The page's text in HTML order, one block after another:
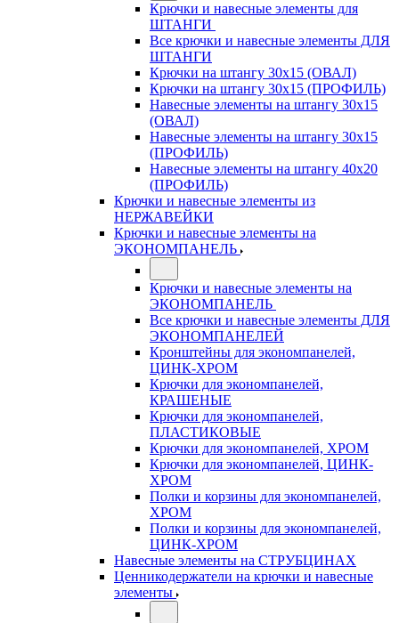
Крючки и навесные элементы для
ШТАНГИ
Все крючки и навесные элементы ДЛЯ
ШТАНГИ
Крючки на штангу 30х15 (ОВАЛ)
Крючки на штангу 30х15 (ПРОФИЛЬ)
Навесные элементы на штангу 30х15
(ОВАЛ)
Навесные элементы на штангу 30х15
(ПРОФИЛЬ)
Навесные элементы на штангу 40х20
(ПРОФИЛЬ)
Крючки и навесные элементы из
НЕРЖАВЕЙКИ
Крючки и навесные элементы на
ЭКОНОМПАНЕЛЬ
Крючки и навесные элементы на
ЭКОНОМПАНЕЛЬ
Все крючки и навесные элементы ДЛЯ
ЭКОНОМПАНЕЛЕЙ
Кронштейны для экономпанелей,
ЦИНК-ХРОМ
Крючки для экономпанелей,
КРАШЕНЫЕ
Крючки для экономпанелей,
ПЛАСТИКОВЫЕ
Крючки для экономпанелей, ХРОМ
Крючки для экономпанелей, ЦИНК-
ХРОМ
Полки и корзины для экономпанелей,
ХРОМ
Полки и корзины для экономпанелей,
ЦИНК-ХРОМ
Навесные элементы на СТРУБЦИНАХ
Ценникодержатели на крючки и навесные
элементы